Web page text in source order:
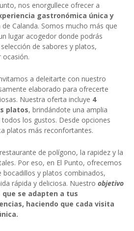
nos enorgullece ofrecer a
gastronómica única y
Calanda. Somos mucho más que
lugar acogedor donde podrás
de sabores y platos,
ocasión.
a deleitarte con nuestro
elaborado para ofrecerte
Nuestra oferta incluye 4
platos, brindándote una amplia
los gustos. Desde opciones
platos más reconfortantes.
de polígono, la rapidez y la
Por eso, en El Punto, ofrecemos
bocadillos y platos combinados,
rápida y deliciosa. Nuestro objetivo
se adapten a tus
haciendo que cada visita